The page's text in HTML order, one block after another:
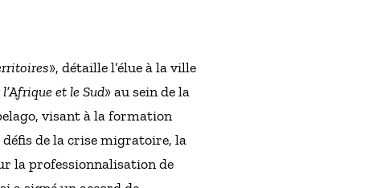
», détaille l’élue à la ville
et le Sud» au sein de la
visant à la formation
de la crise migratoire, la
la professionnalisation de